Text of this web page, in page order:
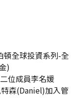
頓全球投資系列-全
)
位成員李名媛
森(Daniel)加入管